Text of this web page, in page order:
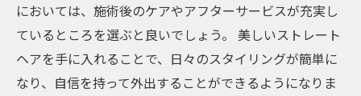
においては、施術後のケアやアフターサービスが充実し
ているところを選ぶと良いでしょう。 美しいストレート
ヘアを手に入れることで、日々のスタイリングが簡単に
なり、自信を持って外出することができるようになりま